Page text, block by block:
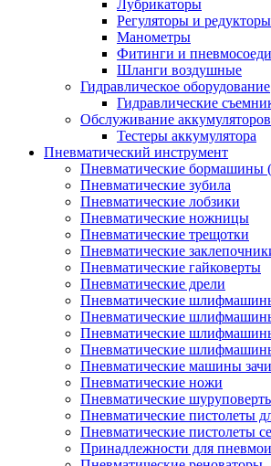
Лубрикаторы
Регуляторы и редукторы
Манометры
Фитинги и
Шланги воздушные
Гидравлическое оборудование
Гидравлические
Обслуживание аккумуляторов
Тестеры аккумулятора
Пневматический инструмент
Пневматические бормашины
Пневматические зубила
Пневматические лобзики
Пневматические ножницы
Пневматические трещотки
Пневматические
Пневматические гайковерты
Пневматические дрели
Пневматические
Пневматические
Пневматические
Пневматические
Пневматические машины
Пневматические ножи
Пневматические
Пневматические пистолеты
Пневматические пистолеты
Принадлежности для